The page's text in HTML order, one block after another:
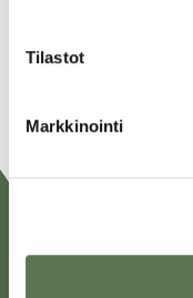
Tilastot
Markkinointi
URL